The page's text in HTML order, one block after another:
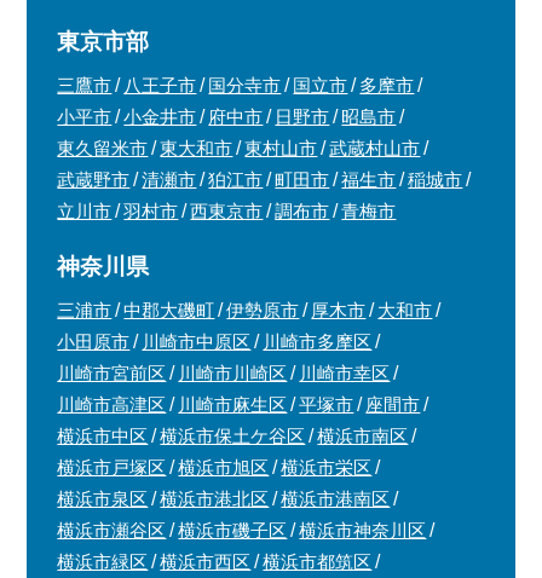
東京市部
三鷹市 八王子市 国分寺市 国立市
多摩市
小平市
小金井市 府中市 日野市
昭島市
東久留米市
東大和市 東村山市
武蔵村山市
武蔵野市
清瀬市 狛江市 町田市 福生市
稲城市
立川市
羽村市 西東京市 調布市 青梅市
神奈川県
三浦市 中郡大磯町 伊勢原市 厚木市
大和市
小田原市
川崎市中原区
川崎市多摩区
川崎市宮前区
川崎市川崎区
川崎市幸区
川崎市高津区
川崎市麻生区 平塚市
座間市
横浜市中区
横浜市保土ケ谷区
横浜市南区
横浜市戸塚区
横浜市旭区
横浜市栄区
横浜市泉区
横浜市港北区
横浜市港南区
横浜市瀬谷区
横浜市磯子区
横浜市神奈川区
横浜市緑区
横浜市西区
横浜市都筑区